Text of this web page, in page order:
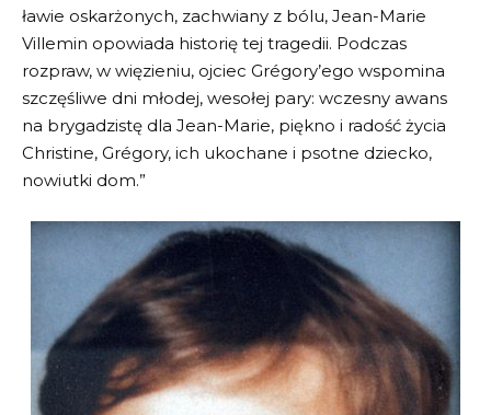
ławie oskarżonych, zachwiany z bólu, Jean-Marie
Villemin opowiada historię tej tragedii. Podczas
rozpraw, w więzieniu, ojciec Grégory’ego wspomina
szczęśliwe dni młodej, wesołej pary: wczesny awans
na brygadzistę dla Jean-Marie, piękno i radość życia
Christine, Grégory, ich ukochane i psotne dziecko,
nowiutki dom.”